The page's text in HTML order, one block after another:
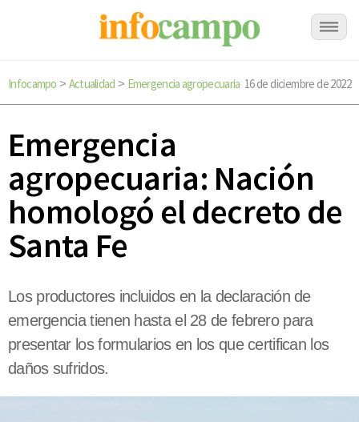
Infocampo > Actualidad > Emergencia agropecuaria 16 de diciembre de 2022
Emergencia
agropecuaria: Nación
homologó el decreto de
Santa Fe
Los productores incluidos en la declaración de
emergencia tienen hasta el 28 de febrero para
presentar los formularios en los que certifican los
daños sufridos.